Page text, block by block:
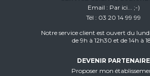
Email
Par ici... ;-)
Tél
03 20 14 99 99
Notre service client est ouvert du
de 9h à 12h30 et de 14h à
DEVENIR PARTENAIRE
Proposer mon